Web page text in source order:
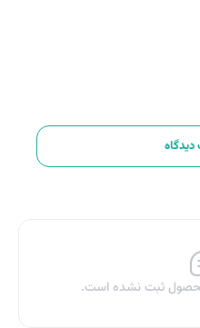
دیدگاه
محصول ثبت نشده است.